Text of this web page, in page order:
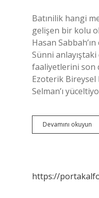
Batınilik hangi
gelişen bir kolu
Hasan
Sünni
faaliyetlerini son
Ezoterik Bireysel
Selman’ı
Devamını okuyun
https://